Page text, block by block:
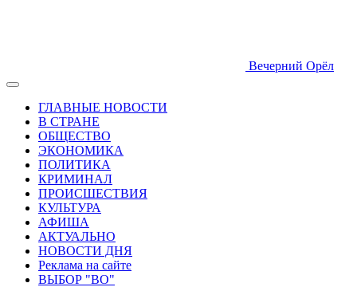
Вечерний Орёл
ГЛАВНЫЕ НОВОСТИ
В СТРАНЕ
ОБЩЕСТВО
ЭКОНОМИКА
ПОЛИТИКА
КРИМИНАЛ
ПРОИСШЕСТВИЯ
КУЛЬТУРА
АФИША
АКТУАЛЬНО
НОВОСТИ ДНЯ
Реклама на сайте
ВЫБОР "ВО"